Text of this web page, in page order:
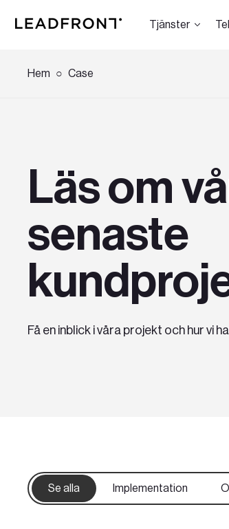
Tjänster
Om oss
Teknologier
Hem Case
Läs om
senaste
Få en inblick i våra projekt och hur vi
Se alla Implementation